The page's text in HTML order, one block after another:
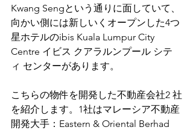
Kwang Sengという通りに面していて、
向かい側には新しいくオープンした4つ
星ホテルのibis Kuala Lumpur City
Centre イビス クアラルンプール シテ
ィ センターがあります。
こちらの物件を開発した不動産会社2 社
を紹介します。1社はマレーシア不動産
開発大手：Eastern & Oriental Berhad